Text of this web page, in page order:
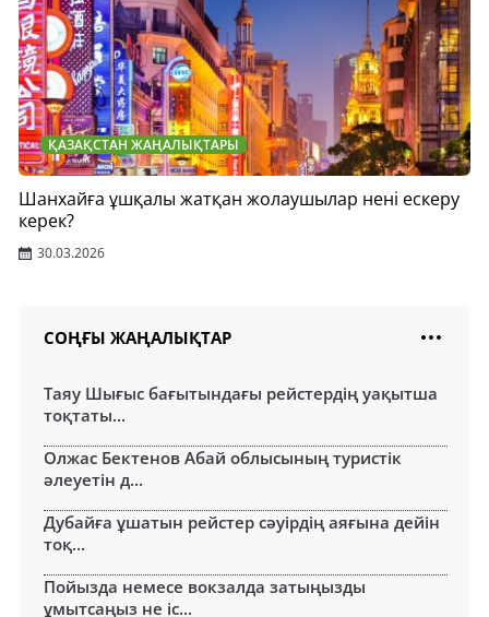
ҚАЗАҚСТАН ЖАҢАЛЫҚТАРЫ
Шанхайға ұшқалы жатқан жолаушылар нені ескеру
керек?
30.03.2026
СОҢҒЫ ЖАҢАЛЫҚТАР
Таяу Шығыс бағытындағы рейстердің уақытша
тоқтаты...
Олжас Бектенов Абай облысының туристік
әлеуетін д...
Дубайға ұшатын рейстер сәуірдің аяғына дейін
тоқ...
Пойызда немесе вокзалда затыңызды
ұмытсаңыз не іс...